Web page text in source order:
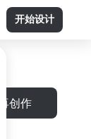
开始设计
再创作